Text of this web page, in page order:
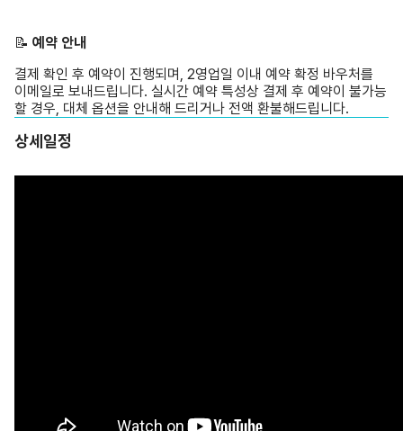
📝 ️ 예약 안내
결제 확인 후 예약이 진행되며, 2영업일 이내 예약 확정 바우처를
이메일로 보내드립니다. 실시간 예약 특성상 결제 후 예약이 불가능
할 경우, 대체 옵션을 안내해 드리거나 전액 환불해드립니다.
상세일정